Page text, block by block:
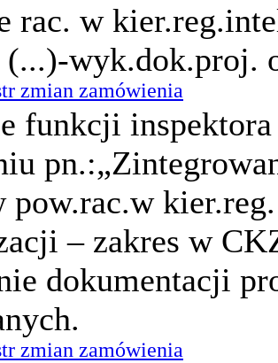
rac. w
wyk.dok.proj.
zmian zamówienia
funkcji
pow.rac.w
– zakres w
dokumentacji
zmian zamówienia